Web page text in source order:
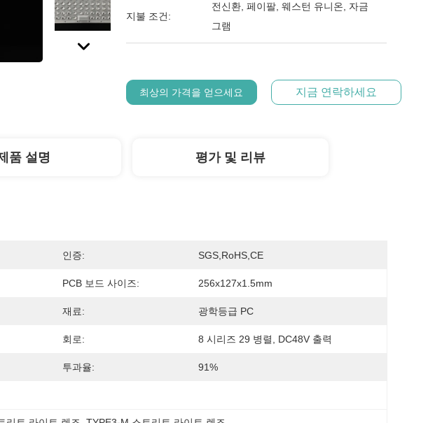
지불 조건:
전신환, 페이팔, 웨스턴 유니온, 자금
그램
최상의 가격을 얻으세요 지금 연락하세요
품 설명 평가 및 리뷰
인증: SGS,RoHS,CE
PCB 보드 사이즈: 256x127x1.5mm
재료: 광학등급 PC
회로: 8 시리즈 29 병렬, DC48V 출력
투과율: 91%